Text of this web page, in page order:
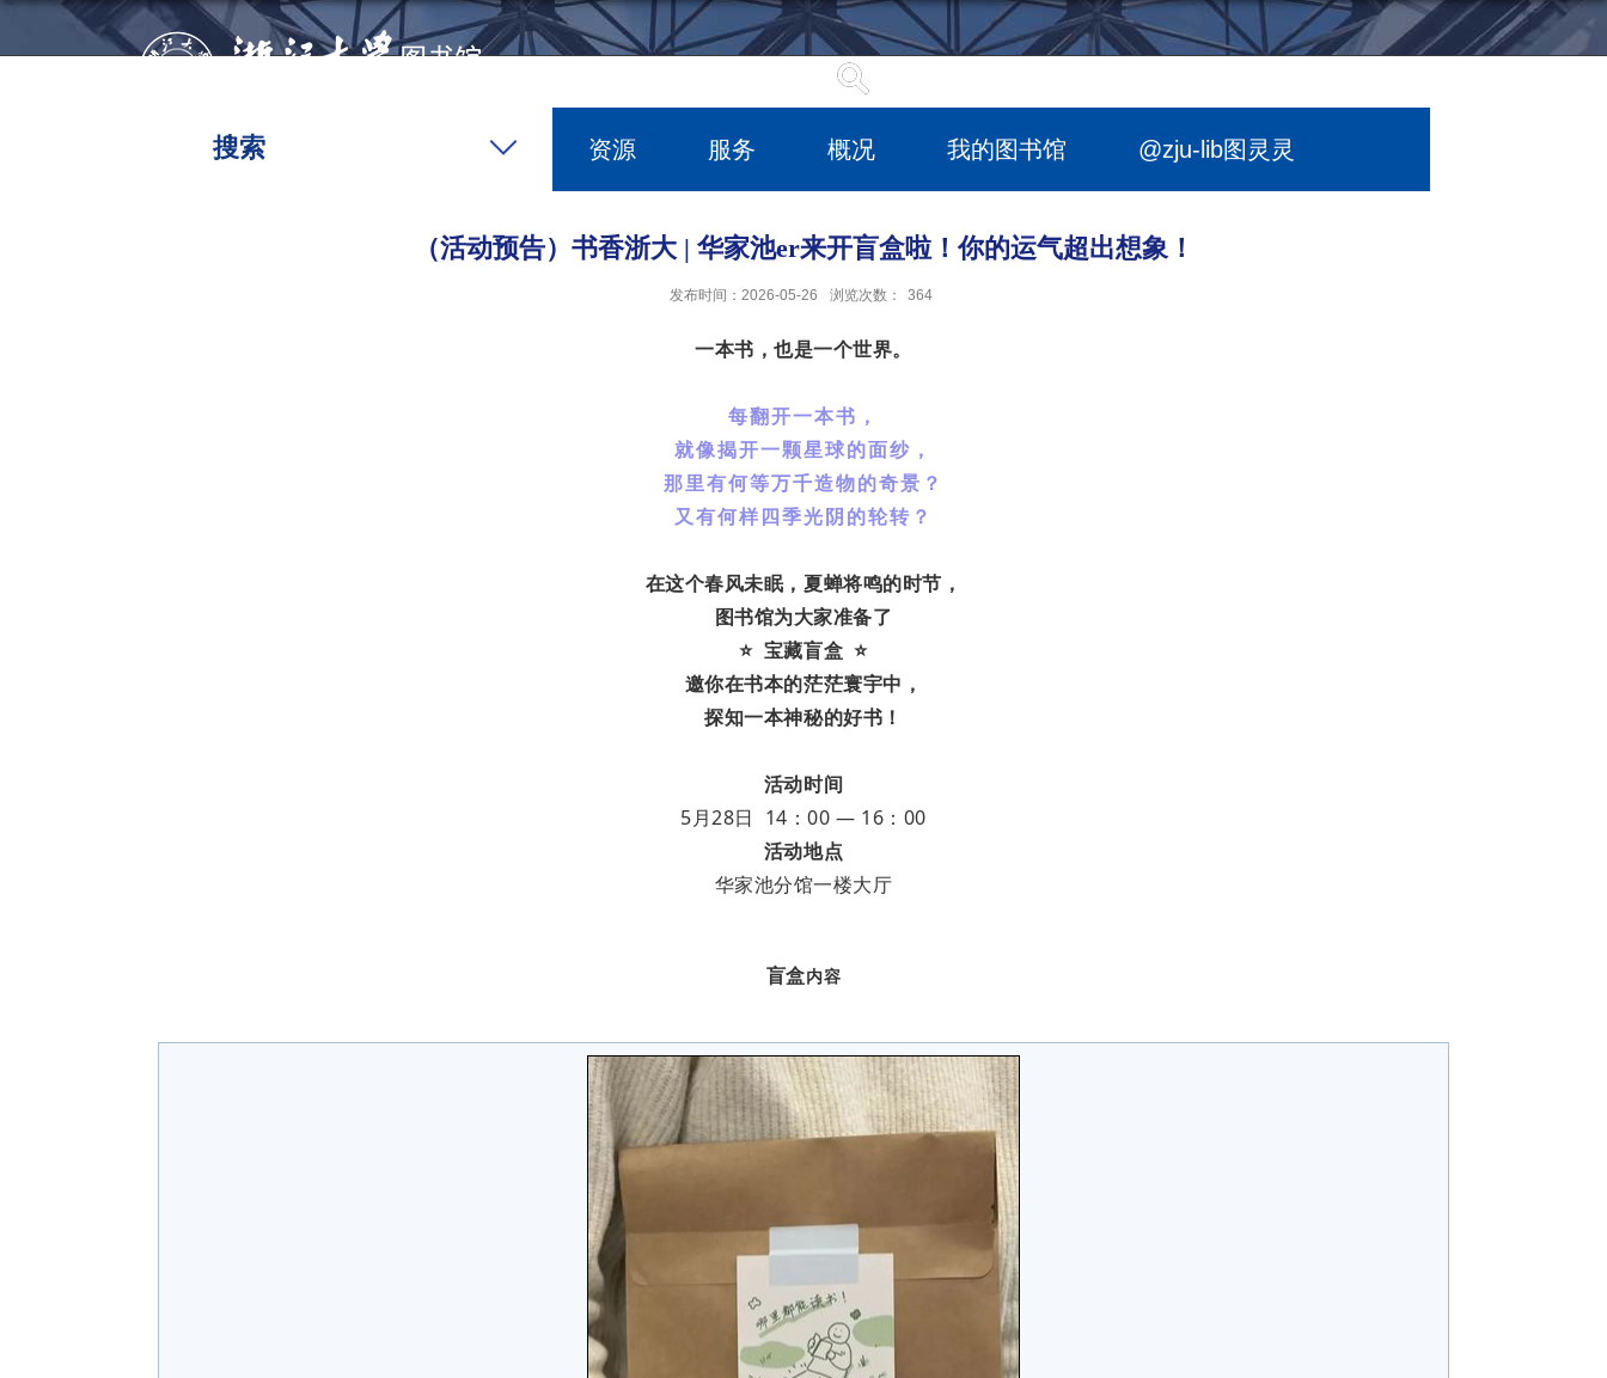
搜索 资源 服务 概况 我的图书馆 @zju-lib图灵灵
（活动预告）书香浙大 | 华家池er来开盲盒啦！你的运气超出想象！
发布时间：2026-05-26 浏览次数： 364
一本书，也是一个世界。
每翻开一本书，
就像揭开一颗星球的面纱，
那里有何等万千造物的奇景？
又有何样四季光阴的轮转？
在这个春风未眠，夏蝉将鸣的时节，
图书馆为大家准备了
⭐ 宝藏盲盒 ⭐
邀你在书本的茫茫寰宇中，
探知一本神秘的好书！
活动时间
5月28日 14：00 — 16：00
活动地点
华家池分馆一楼大厅
盲盒内容